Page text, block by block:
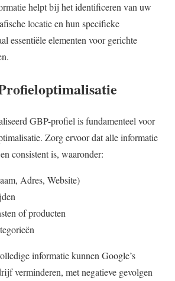
helpt bij het identificeren van uw
locatie en hun specifieke
essentiële elementen voor gerichte
GBP-profiel is fundamenteel voor
Zorg ervoor dat alle informatie
consistent is, waaronder:
Adres, Website)
of producten
informatie kunnen Google’s
verminderen, met negatieve gevolgen